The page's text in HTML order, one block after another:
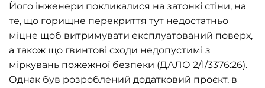
Його інженери покликалися на затонкі стіни, на
те, що горищне перекриття тут недостатньо
міцне щоб витримувати експлуатований поверх,
а також що ґвинтові сходи недопустимі з
міркувань пожежної безпеки (ДАЛО 2/1/3376:26).
Однак був розроблений додатковий проєкт, в